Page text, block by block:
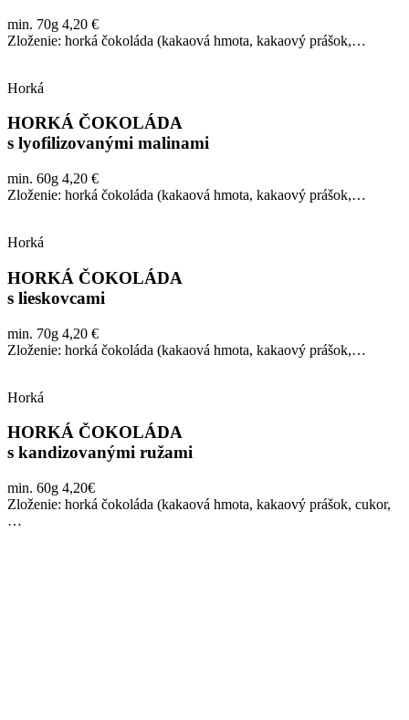
min. 70g 4,20 €
Zloženie: horká čokoláda (kakaová hmota, kakaový prášok,…
Horká
HORKÁ ČOKOLÁDA
s lyofilizovanými malinami
min. 60g 4,20 €
Zloženie: horká čokoláda (kakaová hmota, kakaový prášok,…
Horká
HORKÁ ČOKOLÁDA
s lieskovcami
min. 70g 4,20 €
Zloženie: horká čokoláda (kakaová hmota, kakaový prášok,…
Horká
HORKÁ ČOKOLÁDA
s kandizovanými ružami
min. 60g 4,20€
Zloženie: horká čokoláda (kakaová hmota, kakaový prášok, cukor,
…